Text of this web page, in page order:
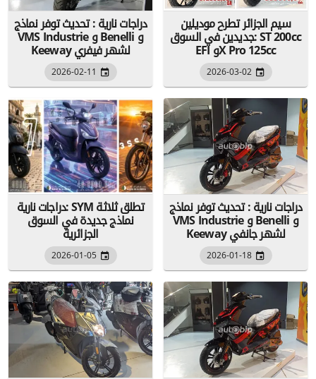
سيم الجزائر تطرح موديلين
جديدين في السوق: ST 200cc
EFI وX Pro 125cc
2026-03-02
دراجات نارية : تحديث توفر نماذج
VMS Industrie و Benelli و
Keeway لشهر فيفري
2026-02-11
دراجات نارية : تحديث توفر نماذج
VMS Industrie و Benelli و
Keeway لشهر جانفي
2026-01-18
دراجات نارية: SYM تطلق ثلاثة
نماذج جديدة في السوق
الجزائرية
2026-01-05